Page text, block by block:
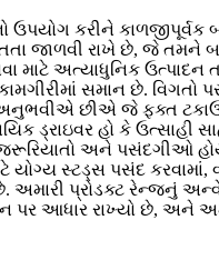
ઉપયોગ કરીને
જાળવી રાખે છે, જે તમને
માટે અત્યાધુનિક
સમાન છે. વિગતો
છીએ જે ફક્ત
હો કે ઉત્સાહી
અને પસંદગીઓ
યોગ્ય સ્ટડ્સ પસંદ
છે. અમારી પ્રોડક્ટ
પર આધાર રાખ્યો છે, અને